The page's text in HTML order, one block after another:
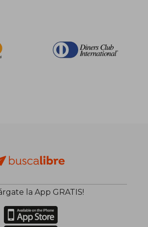
la App GRATIS!